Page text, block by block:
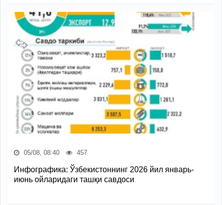
05/08, 08:40 457
Инфографика: Ўзбекистоннинг 2026 йил январь-
июнь ойларидаги ташқи савдоси